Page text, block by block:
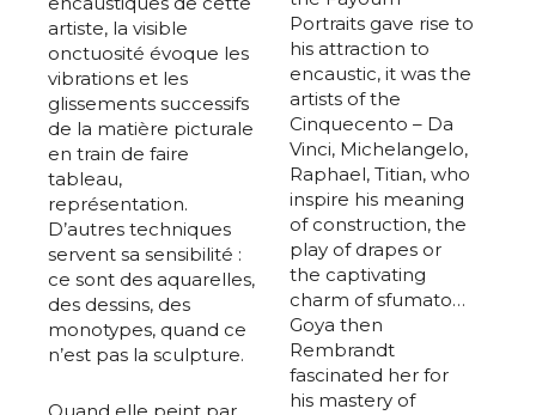
artiste, la visible
onctuosité évoque les
vibrations et les
glissements successifs
de la matière picturale
en train de faire
tableau,
représentation.
D’autres techniques
servent sa sensibilité :
ce sont des aquarelles,
des dessins, des
monotypes, quand ce
n’est pas la sculpture.
Portraits gave rise to
his attraction to
encaustic, it was the
artists of the
Cinquecento – Da
Vinci, Michelangelo,
Raphael, Titian, who
inspire his meaning
of construction, the
play of drapes or
the captivating
charm of sfumato…
Goya then
Rembrandt
fascinated her for
his mastery of